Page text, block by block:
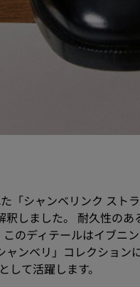
「シャンベリンク スト
しました。 耐久性の
のディテールはイブニ
ンベリ」コレクション
して活躍します。